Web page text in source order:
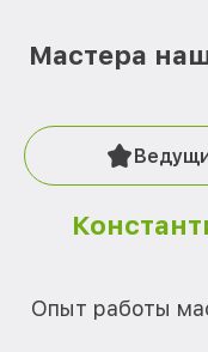
Мастера
Опыт работы